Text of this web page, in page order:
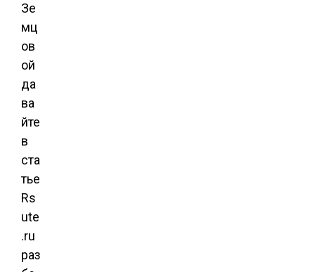
Зе
мц
ов
ой
да
ва
йте
в
ста
тье
Rs
ute
.ru
раз